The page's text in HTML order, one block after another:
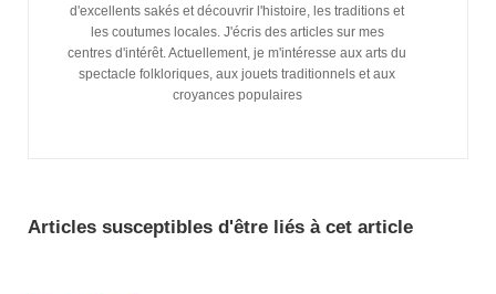
d'excellents sakés et découvrir l'histoire, les traditions et
les coutumes locales. J'écris des articles sur mes
centres d'intérêt. Actuellement, je m'intéresse aux arts du
spectacle folkloriques, aux jouets traditionnels et aux
croyances populaires
Articles susceptibles d'être liés à cet article